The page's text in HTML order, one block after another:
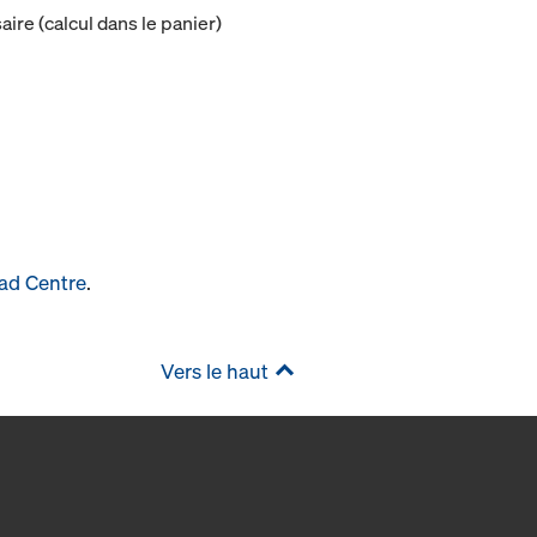
(calcul dans le panier)
Centre.
Vers le haut